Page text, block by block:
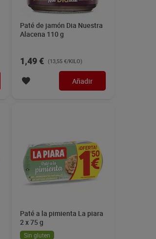
Paté de jamón Dia Nuestra
Alacena 110 g
1,49 € (13,55 €/KILO)
Añadir
Paté a la pimienta La piara
2 x 75 g
Sin gluten